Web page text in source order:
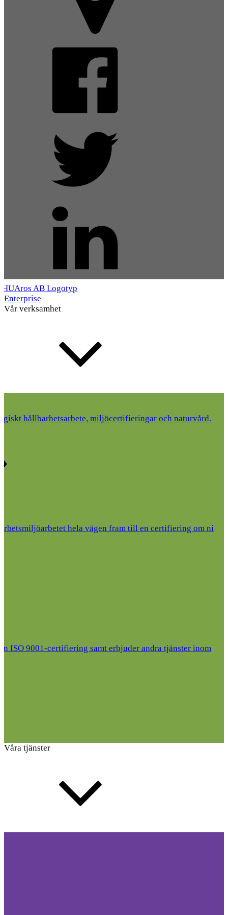
Enterprise
Vår verksamhet
hållbarhetsarbete, miljöcertifieringar och naturvård.
hela vägen fram till en certifiering om ni
ISO 9001-certifiering samt erbjuder andra tjänster inom
Våra tjänster